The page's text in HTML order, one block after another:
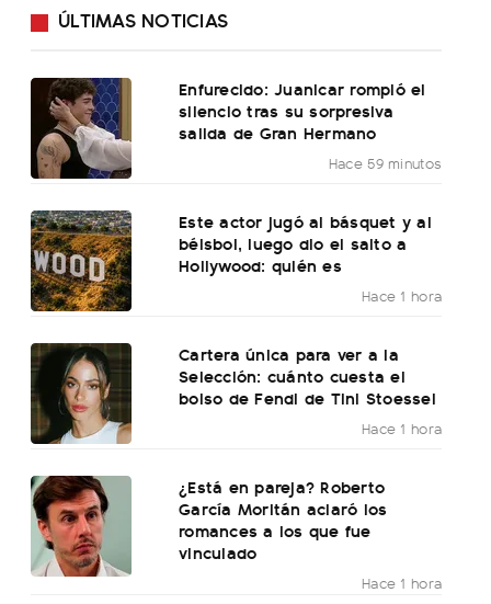
ÚLTIMAS NOTICIAS
Enfurecido: Juanicar rompió el
silencio tras su sorpresiva
salida de Gran Hermano
Hace 59 minutos
Este actor jugó al básquet y al
béisbol, luego dio el salto a
Hollywood: quién es
Hace 1 hora
Cartera única para ver a la
Selección: cuánto cuesta el
bolso de Fendi de Tini Stoessel
Hace 1 hora
¿Está en pareja? Roberto
García Moritán aclaró los
romances a los que fue
vinculado
Hace 1 hora